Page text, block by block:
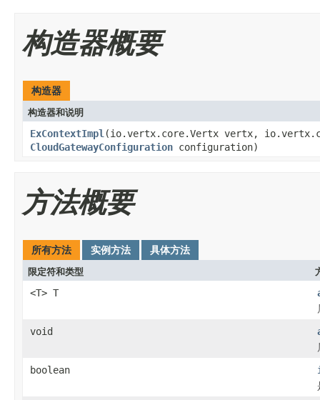
构造器概要
构造器
构造器和说明
ExContextImpl (io.vertx.core.Vertx vertx,
CloudGatewayConfiguration configuration)
方法概要
所有方法 实例方法 具体方法
限定符和类型
<T> T
void
boolean